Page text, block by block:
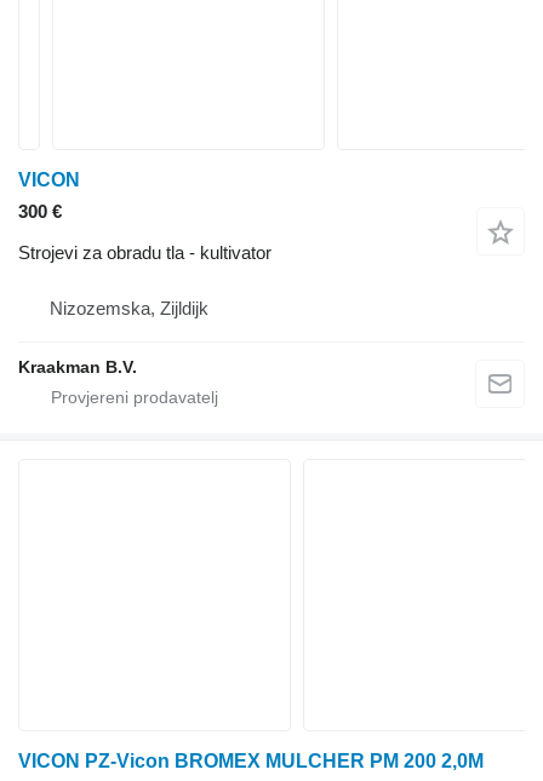
VICON
300 €
Strojevi za obradu tla - kultivator
Nizozemska, Zijldijk
Kraakman B.V.
VICON PZ-Vicon BROMEX MULCHER PM 200 2,0M